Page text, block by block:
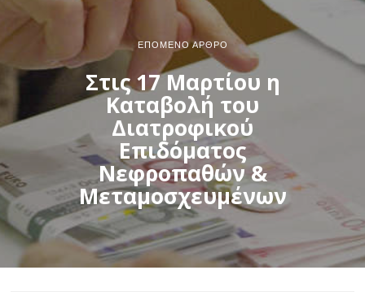
ΕΠΌΜΕΝΟ ΆΡΘΡΟ
Στις 17 Μαρτίου η
Καταβολή του
Διατροφικού
Επιδόματος
Νεφροπαθών &
Μεταμοσχευμένων